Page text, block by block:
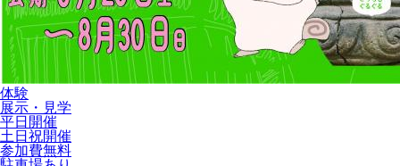
体験
展示・見学
平日開催
土日祝開催
参加費無料